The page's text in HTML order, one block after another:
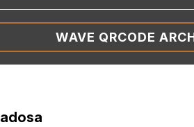
WAVE QRCODE